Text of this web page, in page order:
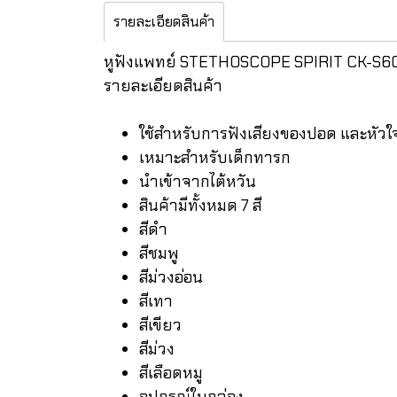
รายละเอียดสินค้า
หูฟังแพทย์ STETHOSCOPE SPIRIT CK-
รายละเอียดสินค้า
ใช้สำหรับการฟังเสียงของปอด และหัวใ
เหมาะสำหรับเด็กทารก
นำเข้าจากไต้หวัน
สินค้ามีทั้งหมด 7 สี
สีดำ
สีชมพู
สีม่วงอ่อน
สีเทา
สีเขียว
สีม่วง
สีเลือดหมู